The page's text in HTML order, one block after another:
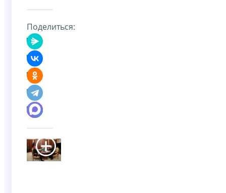
Поделиться: